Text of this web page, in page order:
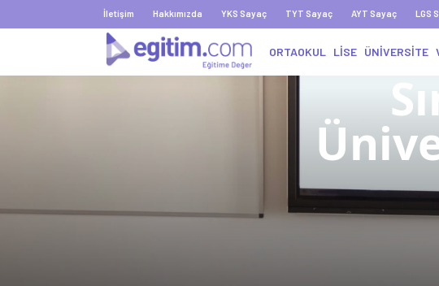
İletişim Hakkımızda YKS Sayaç TYT Sayaç AYT Sayaç LGS
ORTAOKUL LİSE ÜNİVERSİTE